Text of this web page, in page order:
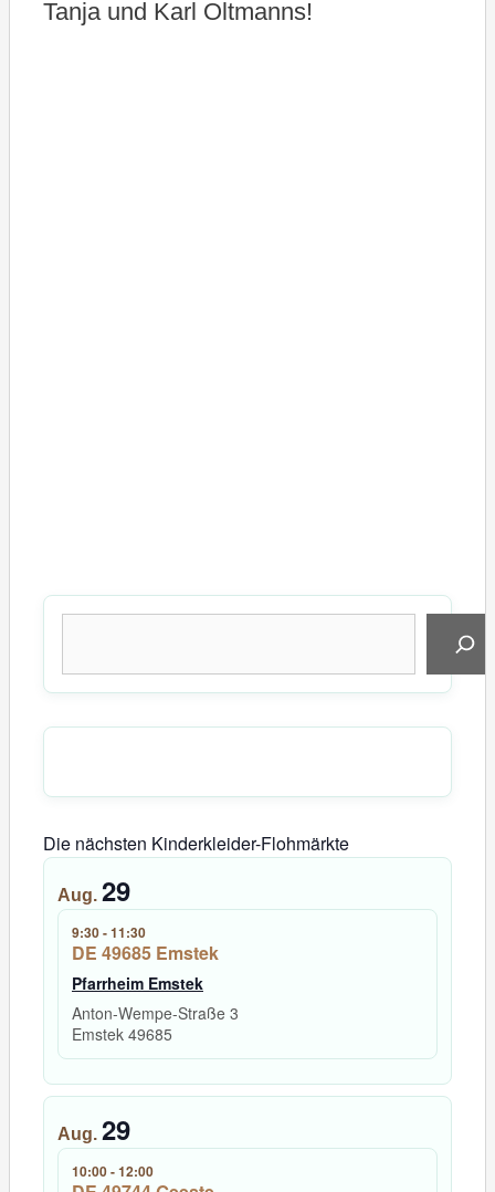
Tanja und Karl Oltmanns!
Die nächsten Kinderkleider-Flohmärkte
Aug. 29
9:30-11:30
DE 49685 Emstek
Pfarrheim Emstek
Anton-Wempe-Straße 3
Emstek 49685
Aug. 29
10:00-12:00